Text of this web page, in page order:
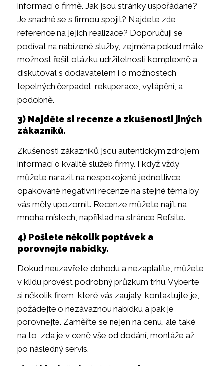
informací o firmě. Jak jsou stránky uspořádané?
Je snadné se s firmou spojit? Najdete zde
reference na jejich realizace? Doporučuji se
podívat na nabízené služby, zejména pokud máte
možnost řešit otázku udržitelnosti komplexně a
diskutovat s dodavatelem i o možnostech
tepelných čerpadel, rekuperace, vytápění, a
podobně.
3) Najděte si recenze a zkušenosti jiných
zákazníků.
Zkušenosti zákazníků jsou autentickým zdrojem
informací o kvalitě služeb firmy. I když vždy
můžete narazit na nespokojené jednotlivce,
opakované negativní recenze na stejné téma by
vás měly upozornit. Recenze můžete najít na
mnoha místech, například na stránce Refsite.
4) Pošlete několik poptávek a
porovnejte nabídky.
Dokud neuzavřete dohodu a nezaplatíte, můžete
v klidu provést podrobný průzkum trhu. Vyberte
si několik firem, které vás zaujaly, kontaktujte je,
požádejte o nezávaznou nabídku a pak je
porovnejte. Zaměřte se nejen na cenu, ale také
na to, zda je v ceně vše od dodání, montáže až
po následný servis.